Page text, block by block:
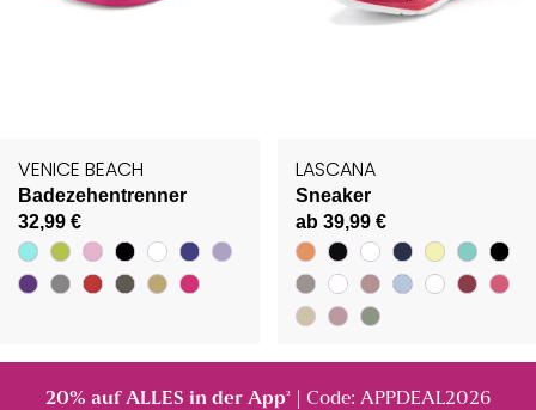
VENICE BEACH
Badezehentrenner
32,99 €
LASCANA
Sneaker
ab 39,99 €
20% auf ALLES in der App² | Code: APPDEAL2026